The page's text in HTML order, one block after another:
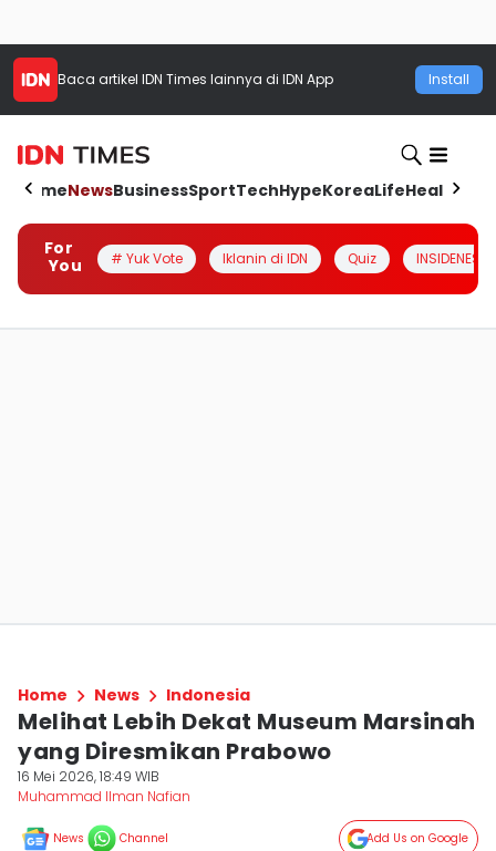
Baca artikel IDN Times lainnya di IDN App Install
HomeNewsBusinessSportTechHypeKoreaLifeHealth
For
You
# Yuk Vote Iklanin di IDN Quiz INSIDENESIA
Home News Indonesia
Melihat Lebih Dekat Museum Marsinah
yang Diresmikan Prabowo
16 Mei 2026, 18:49 WIB
Muhammad Ilman Nafian
News Channel Add Us on Google